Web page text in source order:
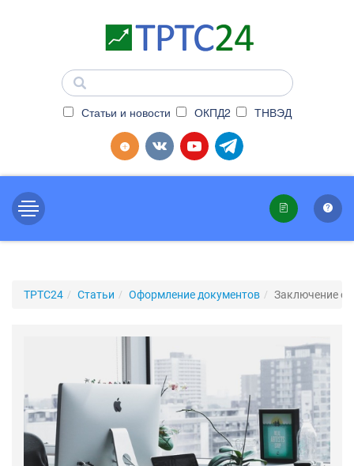
Статьи и новости ОКПД2 ТНВЭД
ТРТС24 Статьи Оформление документов Заключение о